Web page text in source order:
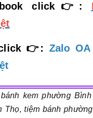
click👉:
👉: Zalo
kem phường
Thọ, tiệm bánh